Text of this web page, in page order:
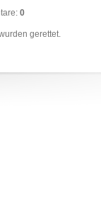
0
gerettet.